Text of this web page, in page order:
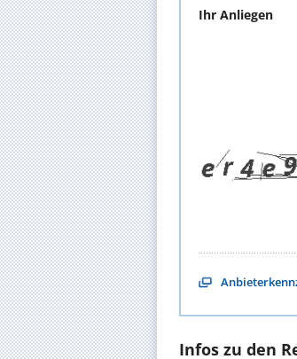
Ihr Anliegen
Infos zu den